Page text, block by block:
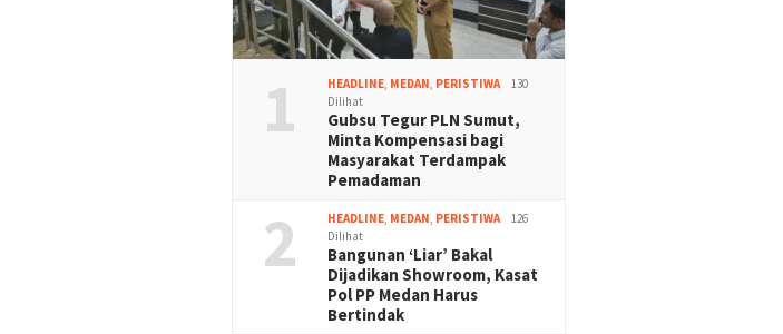
1 HEADLINE, MEDAN, PERISTIWA
130
Dilihat
Gubsu Tegur PLN Sumut,
Minta Kompensasi bagi
Masyarakat Terdampak
Pemadaman
2 HEADLINE, MEDAN, PERISTIWA
126
Dilihat
Bangunan ‘Liar’ Bakal
Dijadikan Showroom, Kasat
Pol PP Medan Harus
Bertindak